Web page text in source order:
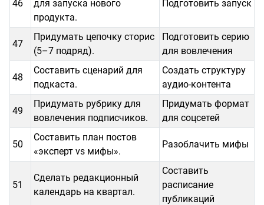
46
для запуска нового
продукта.
Подготовить запуск
47
Придумать цепочку сторис
(5–7 подряд).
Подготовить серию
для вовлечения
48
Составить сценарий для
подкаста.
Создать структуру
аудио-контента
49
Придумать рубрику для
вовлечения подписчиков.
Придумать формат
для соцсетей
50
Составить план постов
«эксперт vs мифы».
Разоблачить мифы
51
Сделать редакционный
календарь на квартал.
Составить
расписание
публикаций